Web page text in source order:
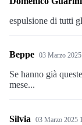
espulsione di tutti
Beppe 03 Marzo
Se hanno già
mese...
Silvia 03 Marzo 2025